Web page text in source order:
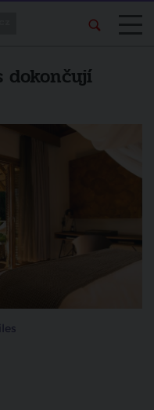
dokončují